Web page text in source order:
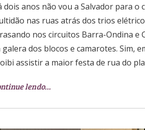
dois anos não vou a Salvador para o
nas ruas atrás dos trios
nos circuitos Barra-Ondina e
galera dos blocos e camarotes. Sim,
assistir a maior festa de rua do
lendo…